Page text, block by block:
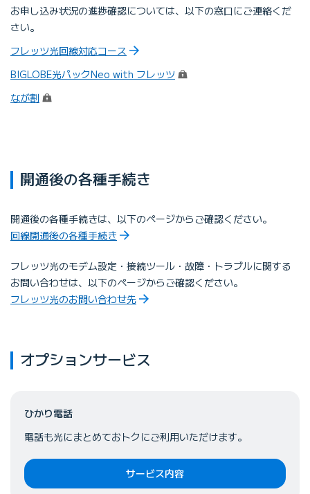
お申し込み状況の進捗確認については、以下の窓口にご連絡くだ
さい。
フレッツ光回線対応コース
BIGLOBE光パックNeo with フレッツ （ログイン）
なが割 （ログイン）
開通後の各種手続き
開通後の各種手続きは、以下のページからご確認ください。
回線開通後の各種手続き
フレッツ光のモデム設定・接続ツール・故障・トラブルに関する
お問い合わせは、以下のページからご確認ください。
フレッツ光のお問い合わせ先
オプションサービス
ひかり電話
電話も光にまとめておトクにご利用いただけます。
サービス内容